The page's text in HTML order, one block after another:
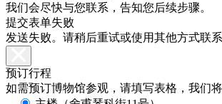
我们会尽快与您联系，告知您后续步骤。
提交表单失败
发送失败。请稍后重试或使用其他方式联系
预订行程
如需预订博物馆参观，请填写表格，我们将